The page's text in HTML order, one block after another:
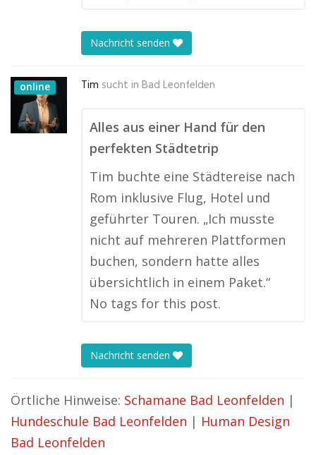
Nachricht senden
online Tim sucht in Bad Leonfelden
Alles aus einer Hand für den
perfekten Städtetrip
Tim buchte eine Städtereise nach
Rom inklusive Flug, Hotel und
geführter Touren. „Ich musste
nicht auf mehreren Plattformen
buchen, sondern hatte alles
übersichtlich in einem Paket.“
No tags for this post.
Nachricht senden
Örtliche Hinweise: Schamane Bad Leonfelden |
Hundeschule Bad Leonfelden | Human Design
Bad Leonfelden